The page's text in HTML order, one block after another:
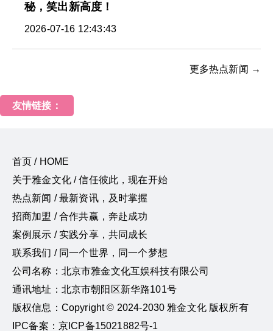
秘，笑出新高度！
2026-07-16 12:43:43
更多热点新闻 →
友情链接：
首页 / HOME
关于雅金文化 / 信任彼此，现在开始
热点新闻 / 最新资讯，及时掌握
招商加盟 / 合作共赢，奔赴成功
案例展示 / 实践分享，共同成长
联系我们 / 同一个世界，同一个梦想
公司名称：北京市雅金文化互娱科技有限公司
通讯地址：北京市朝阳区新华路101号
版权信息：Copyright © 2024-2030 雅金文化 版权所有
IPC备案：京ICP备15021882号-1